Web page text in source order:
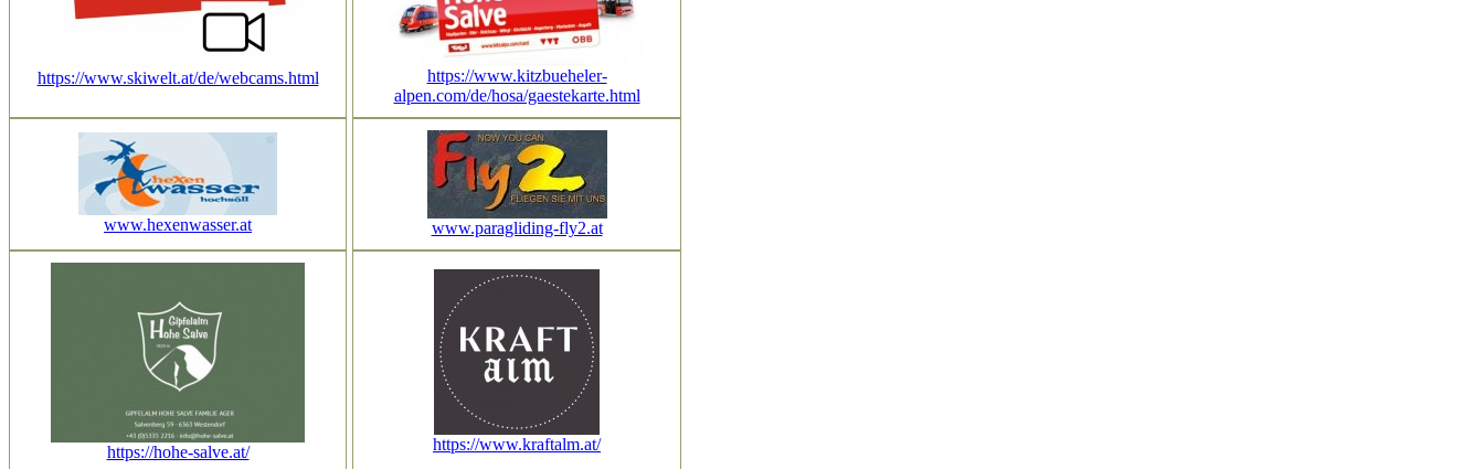
https://www.skiwelt.at/de/webcams.html
https://www.kitzbueheler-
alpen.com/de/hosa/gaestekarte.html
www.hexenwasser.at www.paragliding-fly2.at
https://hohe-salve.at/ https://www.kraftalm.at/